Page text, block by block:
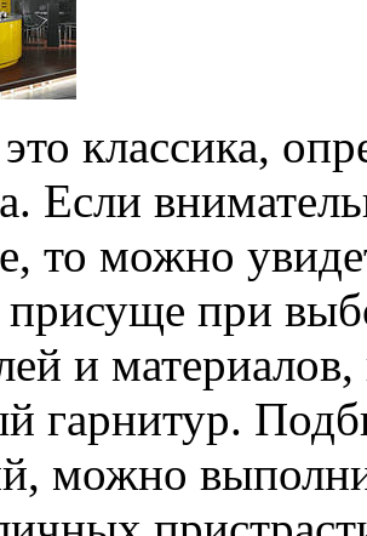
классика,
Если
то можно
присуще при
и
гарнитур.
можно